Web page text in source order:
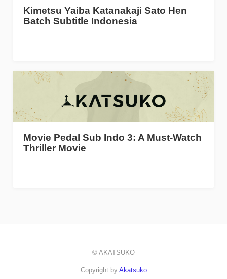
Kimetsu Yaiba Katanakaji Sato Hen
Batch Subtitle Indonesia
Movie Pedal Sub Indo 3: A Must-Watch
Thriller Movie
© AKATSUKO
Copyright by Akatsuko